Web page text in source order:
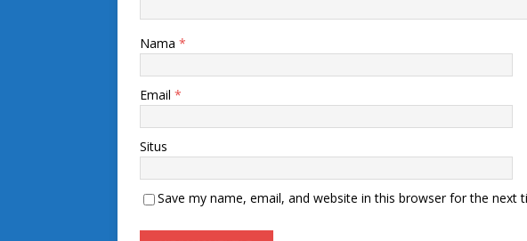
Nama *
Email *
Situs
Save my name, email, and website in this browser for the next